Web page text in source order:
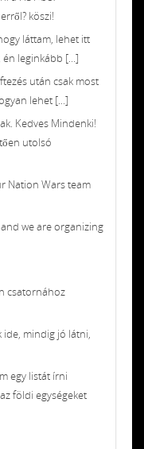
köszi!
láttam, lehet itt
leginkább [...]
után csak most
lehet [...]
Kedves Mindenki!
utolsó
Nation Wars team
we are organizing
csatornához
ide, mindig jó látni,
egy listát írni
földi egységeket